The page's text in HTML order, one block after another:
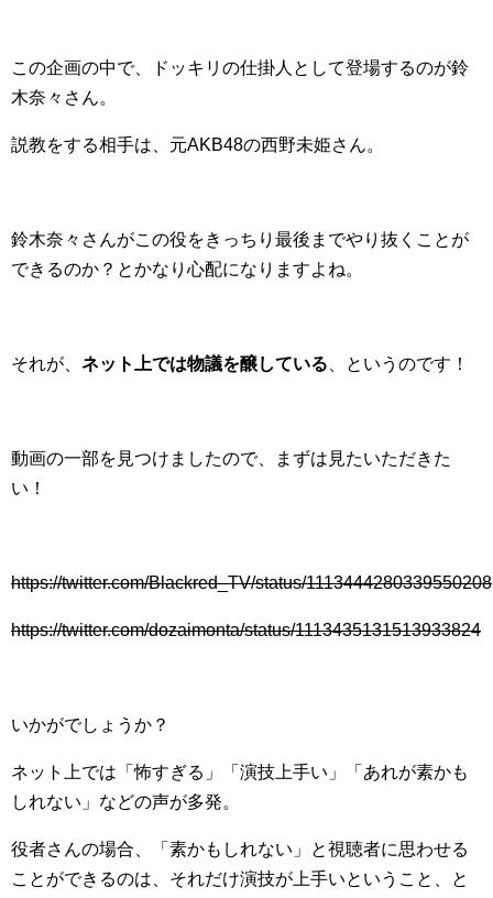
この企画の中で、ドッキリの仕掛人として登場するのが鈴
木奈々さん。
説教をする相手は、元AKB48の西野未姫さん。
鈴木奈々さんがこの役をきっちり最後までやり抜くことが
できるのか？とかなり心配になりますよね。
それが、 ネット上では物議を醸している 、というのです！
動画の一部を見つけましたので、まずは見たいただきた
い！
https://twitter.com/Blackred_TV/status/1113444280339550208
https://twitter.com/dozaimonta/status/1113435131513933824
いかがでしょうか？
ネット上では「怖すぎる」「演技上手い」「あれが素かも
しれない」などの声が多発。
役者さんの場合、「素かもしれない」と視聴者に思わせる
ことができるのは、それだけ演技が上手いということ、と